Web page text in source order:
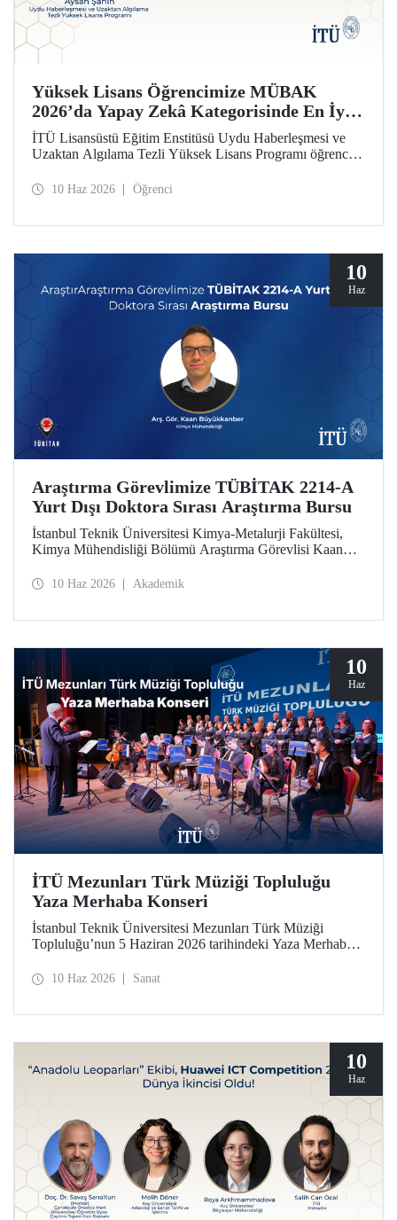
Yüksek Lisans Öğrencimize MÜBAK
2026’da Yapay Zekâ Kategorisinde En İyi
Bildiri Ödülü
İTÜ Lisansüstü Eğitim Enstitüsü Uydu Haberleşmesi ve
Uzaktan Algılama Tezli Yüksek Lisans Programı öğrencisi
Bilimleri ve Araştırmaları Öğrenci Kongresi’nde (MÜBAK
10 Haz 2026 Öğrenci
10
Haz
Araştırma Görevlimize TÜBİTAK 2214-A
Yurt Dışı Doktora Sırası Araştırma Bursu
İstanbul Teknik Üniversitesi Kimya-Metalurji Fakültesi,
Kimya Mühendisliği Bölümü Araştırma Görevlisi Kaan
Araştırma Bursu kapsamında desteklenmeye hak kazandı.
10 Haz 2026 Akademik
10
Haz
İTÜ Mezunları Türk Müziği Topluluğu
Yaza Merhaba Konseri
İstanbul Teknik Üniversitesi Mezunları Türk Müziği
Topluluğu’nun 5 Haziran 2026 tarihindeki Yaza Merhaba
dinleyicilere unutulmaz bir akşam yaşattı
10 Haz 2026 Sanat
10
Haz